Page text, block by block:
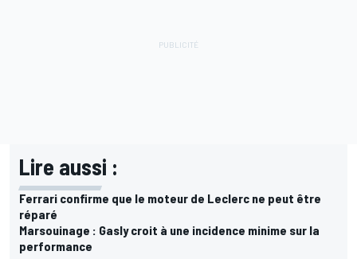
Lire aussi :
Ferrari confirme que le moteur de Leclerc ne peut être
réparé
Marsouinage : Gasly croit à une incidence minime sur la
performance